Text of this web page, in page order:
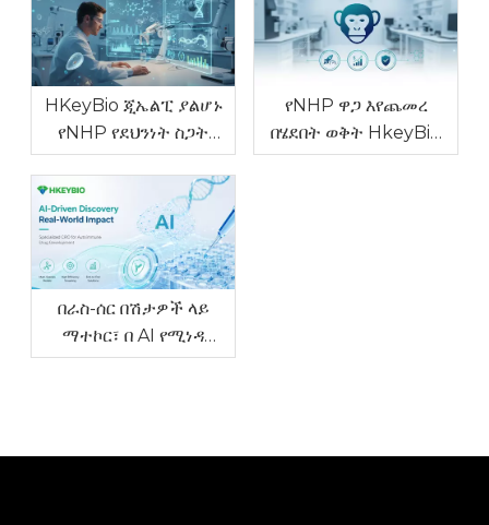
HKeyBio ጂኤልፒ ያልሆኑ
የNHP የደህንነት ስጋት
ማጣሪያን ለማፋጠን የNHP
Fast-Tox ፕሮግራምን
ጀመረ።
የNHP ዋጋ እየጨመረ
በሄደበት ወቅት HkeyBio
'NHP Fast-PoC'
በራስ-ሰር በሽታዎች ላይ
ማተኮር፣ በ AI የሚነዳ
መድሃኒት ማግኘትን